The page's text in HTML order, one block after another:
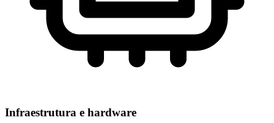
Infraestrutura e hardware